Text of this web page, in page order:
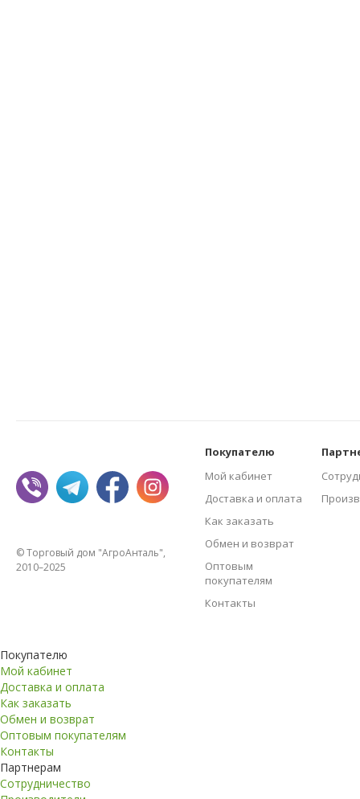
© Торговый дом "АгроАнталь",
2010–2025
Покупателю
Мой кабинет
Доставка и оплата
Как заказать
Обмен и возврат
Оптовым
покупателям
Контакты
Покупателю
Мой кабинет
Доставка и оплата
Как заказать
Обмен и возврат
Оптовым покупателям
Контакты
Партнерам
Сотрудничество